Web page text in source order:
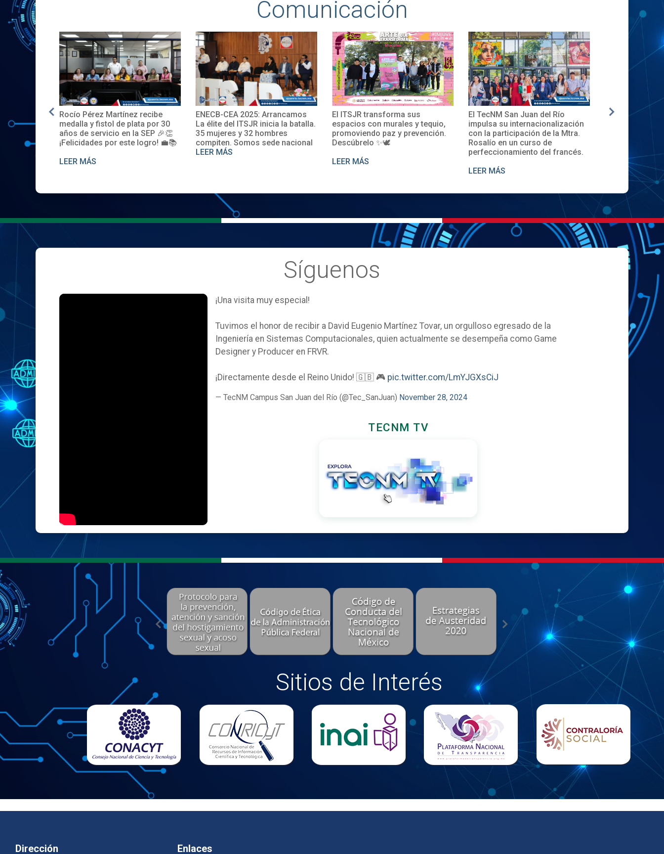
Comunicación
EE.UU.
Rocío Pérez Martínez recibe
medalla y fistol de plata por 30
años de servicio en la SEP 🎉👏
¡Felicidades por este logro! 💼📚
LEER MÁS
ENECB-CEA 2025: Arrancamos
La élite del ITSJR inicia la batalla.
35 mujeres y 32 hombres
compiten. Somos sede nacional
LEER MÁS
El ITSJR transforma sus
espacios con murales y tequio,
promoviendo paz y prevención.
Descúbrelo ✨🕊
LEER MÁS
El TecNM San Juan del Río
impulsa su internacionalización
con la participación de la Mtra.
Rosalío en un curso de
perfeccionamiento del francés.
LEER MÁS
✨🎓Toma de
Síguenos
¡Una visita muy especial!
Tuvimos el honor de recibir a David Eugenio Martínez Tovar, un orgulloso egresado de la
Ingeniería en Sistemas Computacionales, quien actualmente se desempeña como Game
Designer y Producer en FRVR.
¡Directamente desde el Reino Unido! 🇬🇧 🎮 pic.twitter.com/LmYJGXsCiJ
— TecNM Campus San Juan del Río (@Tec_SanJuan) November 28, 2024
TECNM TV
Sitios de Interés
Dirección Enlaces